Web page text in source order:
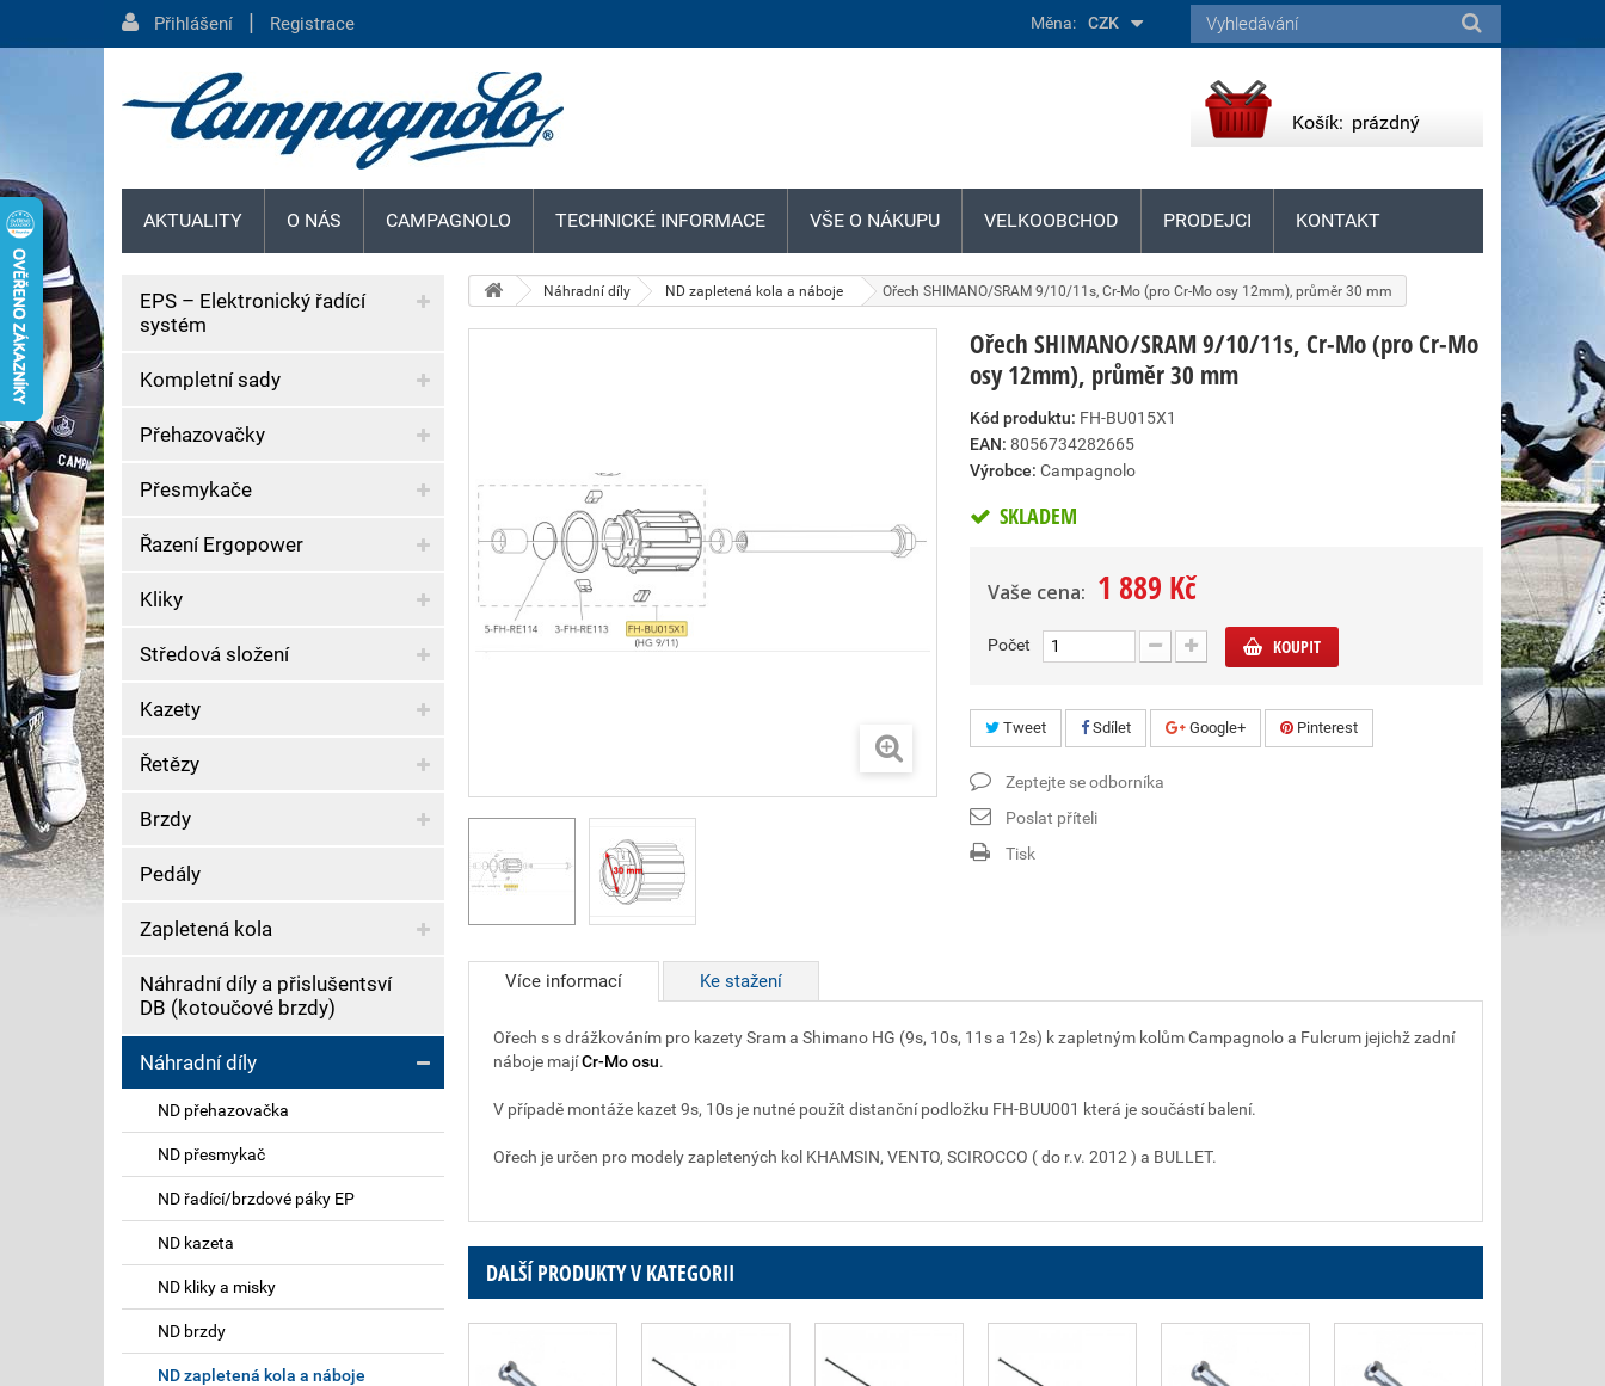
Náhradní díly ND zapletená kola a náboje Ořech SHIMANO/SRAM 9/10/11s, Cr-Mo (pro Cr-Mo osy 12mm), průměr 30 mm
Ořech SHIMANO/SRAM 9/10/11s, Cr-Mo (pro Cr-Mo
osy 12mm), průměr 30 mm
Kód produktu: FH-BU015X1
EAN: 8056734282665
Výrobce: Campagnolo
SKLADEM
Vaše cena: 1 889 Kč
Počet KOUPIT
Tweet Sdílet Google+ Pinterest
Zeptejte se odborníka
Poslat příteli
Tisk
Více informací Ke stažení
Ořech s s drážkováním pro kazety Sram a Shimano HG (9s, 10s, 11s a 12s) k zapletným kolům Campagnolo a Fulcrum jejichž zadní
náboje majíCr-Mo osu.
V případě montáže kazet 9s, 10s je nutné použít distanční podložku FH-BUU001 která je součástí balení.
Ořech je určen pro modely zapletených kol KHAMSIN, VENTO, SCIROCCO ( do r.v. 2012 ) a BULLET.
DALŠÍ PRODUKTY V KATEGORII
EPS – Elektronický řadící
systém
Kompletní sady
Přehazovačky
Přesmykače
Řazení Ergopower
Kliky
Středová složení
Kazety
Řetězy
Brzdy
Pedály
Zapletená kola
Náhradní díly a přislušentsví
DB (kotoučové brzdy)
Náhradní díly
ND přehazovačka
ND přesmykač
ND řadící/brzdové páky EP
ND kazeta
ND kliky a misky
ND brzdy
ND zapletená kola a náboje
Přihlášení | Registrace Měna: CZK
Košík: prázdný
AKTUALITY O NÁS CAMPAGNOLO TECHNICKÉ INFORMACE VŠE O NÁKUPU VELKOOBCHOD PRODEJCI KONTAKT